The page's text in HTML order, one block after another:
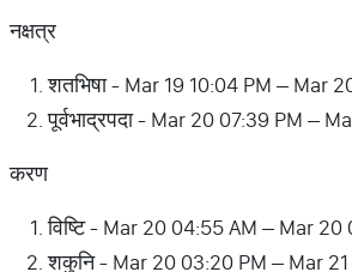
नक्षत्र
शतभिषा - Mar 19 10:04 PM – Mar
पूर्वभाद्रपदा - Mar 20 07:39 PM –
करण
विष्टि - Mar 20 04:55 AM – Mar 20
शकुनि - Mar 20 03:20 PM – Mar 21